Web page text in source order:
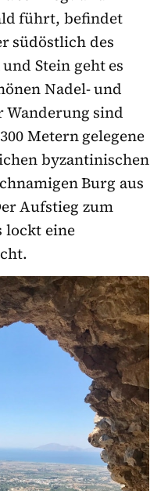
führt, befindet
südöstlich des
Stein geht es
Nadel- und
Wanderung sind
Metern gelegene
byzantinischen
Burg aus
Aufstieg zum
lockt eine